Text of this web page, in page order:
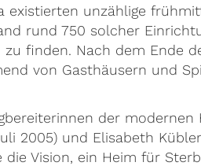
existierten unzählige
rund 750 solcher
zu finden. Nach dem Ende
von Gasthäusern und
der modernen
2005) und Elisabeth
die Vision, ein Heim für